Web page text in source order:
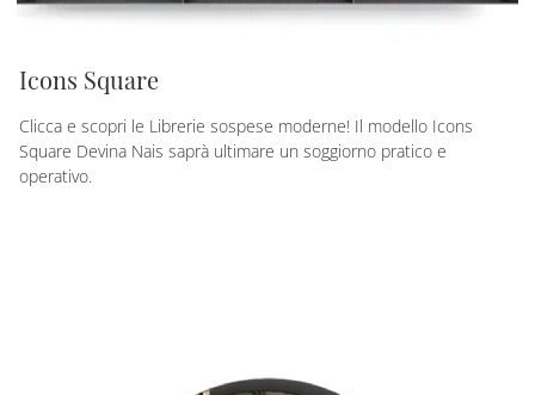
Icons Square
Clicca e scopri le Librerie sospese moderne! Il modello Icons
Square Devina Nais saprà ultimare un soggiorno pratico e
operativo.